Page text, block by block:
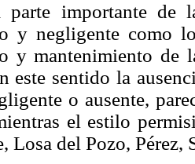
parte importante de
y negligente como
y mantenimiento de
este sentido la
o ausente,
el estilo
Losa del Pozo, Pérez,